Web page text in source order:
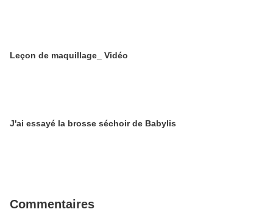
Leçon de maquillage_ Vidéo
J'ai essayé la brosse séchoir de Babylis
Commentaires